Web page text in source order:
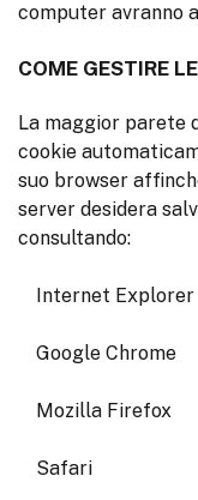
computer avranno
COME GESTIRE
La maggior parete
cookie
suo browser
server desidera
consultando:
Internet Explorer
Google Chrome
Mozilla Firefox
Safari